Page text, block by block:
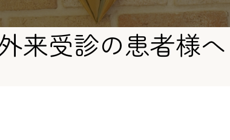
来受診の患者様